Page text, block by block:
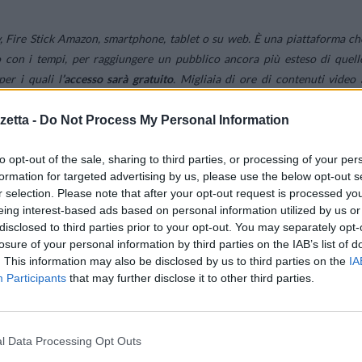
- Do Not Process My Personal Information
opt-out of the sale, sharing to third parties, or processing of your
for targeted advertising by us, please use the below opt-out
selection. Please note that after your opt-out request is processed
interest-based ads based on personal information utilized by us
to third parties prior to your opt-out. You may separately
of your personal information by third parties on the IAB’s list of
This information may also be disclosed by us to third parties on the
Participants that may further disclose it to other third parties.
Data Processing Opt Outs
Stick Amazon, smartphone, tablet o su web. È una piattaforma
i tempi, per raggiungere un pubblico ancora più esteso di
per i quali l’accesso sarà gratuito. Migliaia di ore di contenuti video
gli eventi in diretta o selezionare uno dei tanti video on demand. Il
di tutti i campi dei grandi tornei ATP e WTA dotati di
riuscisse a sintonizzarsi in diretta, ecco lafunzione on demand
belli di giornata e di poterne fruire secondo i propri tempi, mettendo
non avesse tempo di vedere il match intero, ecco gli highlights
fruizione più rapida.